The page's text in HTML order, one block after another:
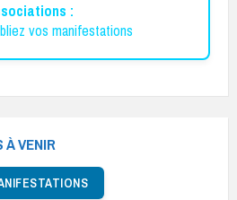
:
vos manifestations
À VENIR